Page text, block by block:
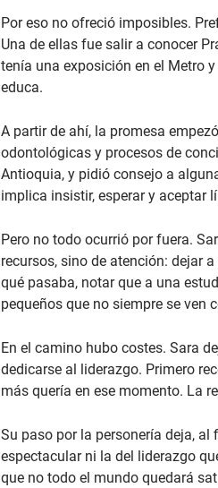
Por eso no ofreció imposibles.
Una de ellas fue salir a conocer
tenía una exposición en el Metro
educa.
A partir de ahí, la promesa
odontológicas y procesos de
Antioquia, y pidió consejo a
implica insistir, esperar y aceptar
Pero no todo ocurrió por fuera.
recursos, sino de atención: dejar
qué pasaba, notar que a una
pequeños que no siempre se ven
En el camino hubo costes. Sara
dedicarse al liderazgo. Primero
más quería en ese momento. La
Su paso por la personería deja,
espectacular ni la del liderazgo
que no todo el mundo quedará